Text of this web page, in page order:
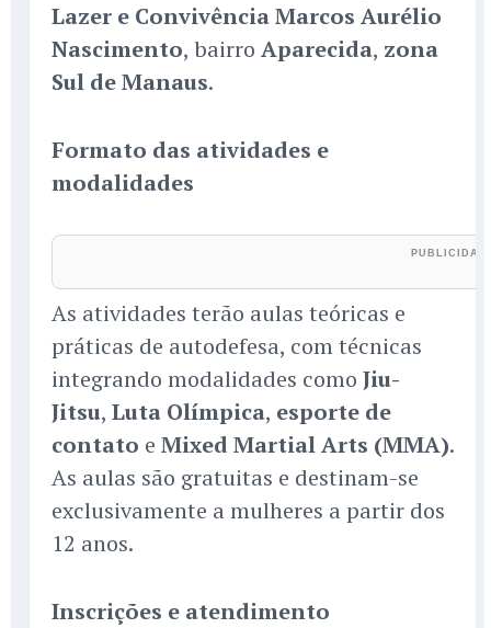
Lazer e Convivência Marcos Aurélio
Nascimento, bairro Aparecida, zona
Sul de Manaus.
Formato das atividades e
modalidades
As atividades terão aulas teóricas e
práticas de autodefesa, com técnicas
integrando modalidades como Jiu-
Jitsu, Luta Olímpica, esporte de
contato e Mixed Martial Arts (MMA).
As aulas são gratuitas e destinam-se
exclusivamente a mulheres a partir dos
12 anos.
Inscrições e atendimento